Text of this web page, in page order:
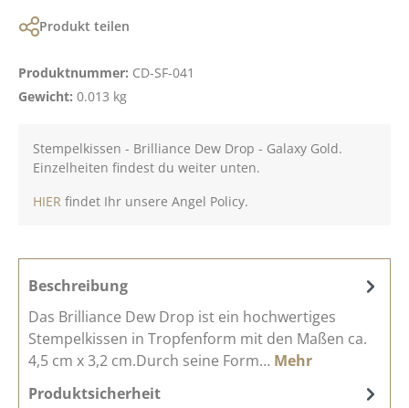
Produkt teilen
Produktnummer: CD-SF-041
Gewicht: 0.013 kg
Stempelkissen - Brilliance Dew Drop - Galaxy Gold.
Einzelheiten findest du weiter unten.
HIER findet Ihr unsere Angel Policy.
Beschreibung
Das Brilliance Dew Drop ist ein hochwertiges
Stempelkissen in Tropfenform mit den Maßen ca.
4,5 cm x 3,2 cm.Durch seine Form… Mehr
Produktsicherheit